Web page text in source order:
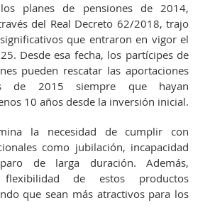
planes de pensiones de 2014,
del Real Decreto 62/2018, trajo
que entraron en vigor el
Desde esa fecha, los partícipes de
pueden rescatar las aportaciones
de 2015 siempre que hayan
10 años desde la inversión inicial.
la necesidad de cumplir con
como jubilación, incapacidad
de larga duración. Además,
de estos productos
que sean más atractivos para los